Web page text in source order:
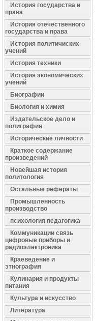
История государства и
права
История отечественного
государства и права
История политичиских
учений
История техники
История экономических
учений
Биографии
Биология и химия
Издательское дело и
полиграфия
Исторические личности
Краткое содержание
произведений
Новейшая история
политология
Остальные рефераты
Промышленность
производство
психология педагогика
Коммуникации связь
цифровые приборы и
радиоэлектроника
Краеведение и
этнография
Кулинария и продукты
питания
Культура и искусство
Литература